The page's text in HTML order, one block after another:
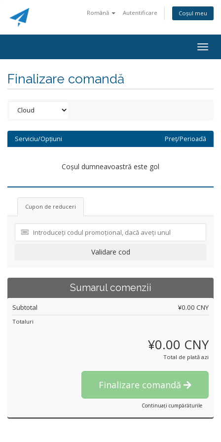
Română Autentificare Coșul meu
Finalizare comandă
Serviciu/Opțiuni Preț/Perioadă
Coșul dumneavoastră este gol
Cupon de reduceri
Validare cod
Sumarul comenzii
Subtotal ¥0.00 CNY
Totaluri
¥0.00 CNY
Total de plată azi
Finalizare comandă
Continuați cumpărăturile